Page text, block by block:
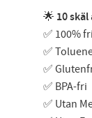
🌟 10
✅ 100%
✅
✅
✅ BPA-fri
✅ Utan